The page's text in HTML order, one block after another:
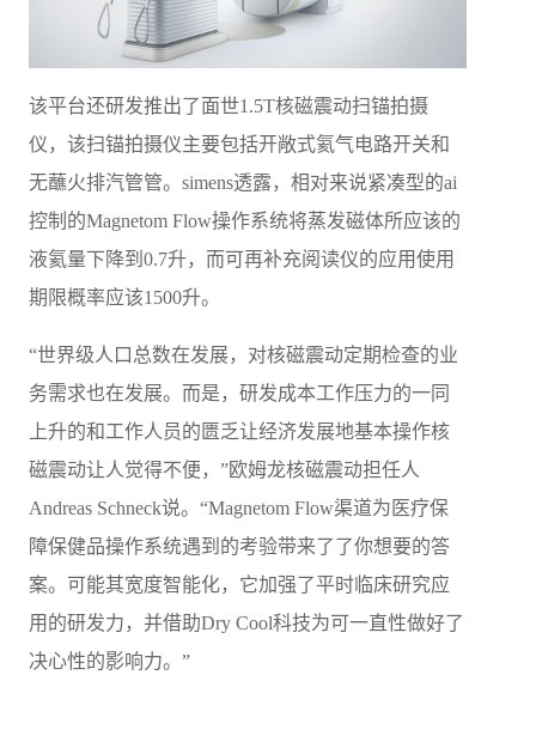
该平台还研发推出了面世1.5T核磁震动扫锚拍摄
仪，该扫锚拍摄仪主要包括开敞式氦气电路开关和
无蘸火排汽管管。simens透露，相对来说紧凑型的ai
控制的Magnetom Flow操作系统将蒸发磁体所应该的
液氦量下降到0.7升，而可再补充阅读仪的应用使用
期限概率应该1500升。
“世界级人口总数在发展，对核磁震动定期检查的业
务需求也在发展。而是，研发成本工作压力的一同
上升的和工作人员的匮乏让经济发展地基本操作核
磁震动让人觉得不便，”欧姆龙核磁震动担任人
Andreas Schneck说。“Magnetom Flow渠道为医疗保
障保健品操作系统遇到的考验带来了了你想要的答
案。可能其宽度智能化，它加强了平时临床研究应
用的研发力，并借助Dry Cool科技为可一直性做好了
决心性的影响力。”